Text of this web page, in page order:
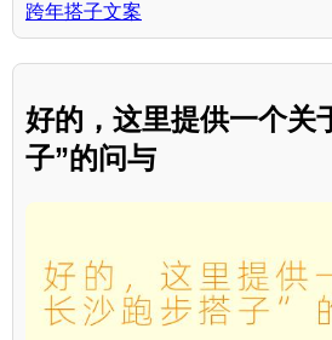
跨年搭子文案
好的，这里提供一个关
子”的问与